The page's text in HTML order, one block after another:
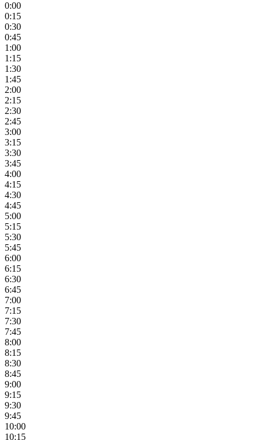
0:00
0:15
0:30
0:45
1:00
1:15
1:30
1:45
2:00
2:15
2:30
2:45
3:00
3:15
3:30
3:45
4:00
4:15
4:30
4:45
5:00
5:15
5:30
5:45
6:00
6:15
6:30
6:45
7:00
7:15
7:30
7:45
8:00
8:15
8:30
8:45
9:00
9:15
9:30
9:45
10:00
10:15